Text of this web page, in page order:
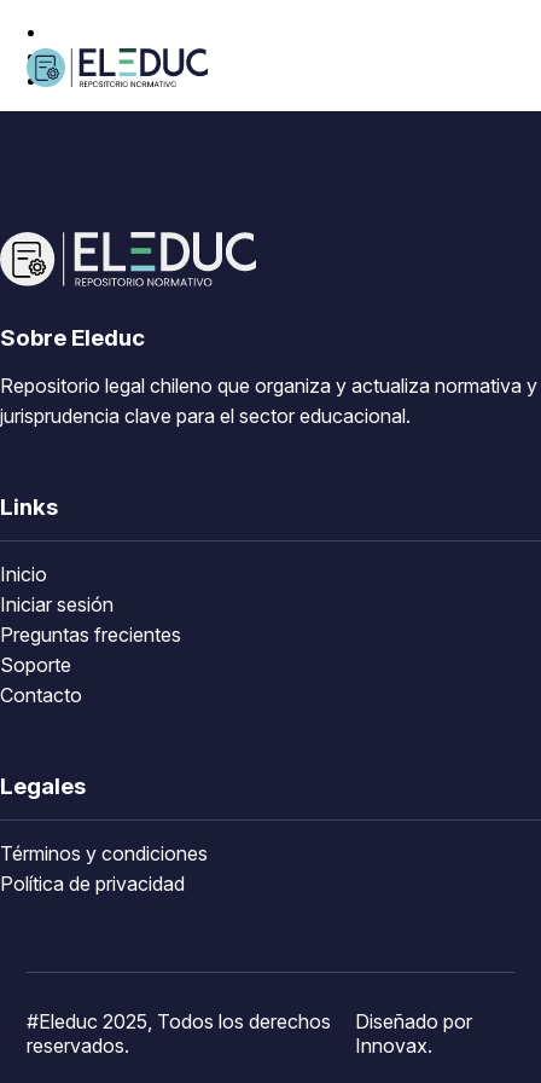
Sobre Eleduc
Repositorio legal chileno que organiza y actualiza normativa y
jurisprudencia clave para el sector educacional.
Links
Inicio
Iniciar sesión
Preguntas frecientes
Soporte
Contacto
Legales
Términos y condiciones
Política de privacidad
#Eleduc 2025, Todos los derechos
reservados.
Diseñado por
Innovax.